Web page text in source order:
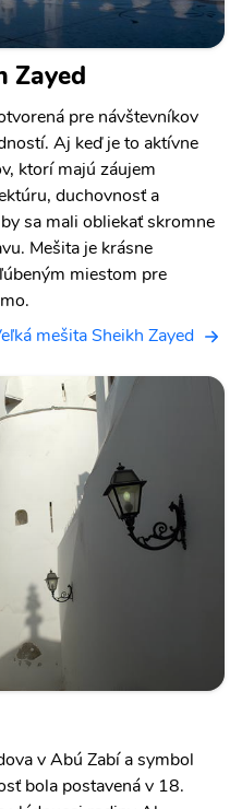
Zayed
pre návštevníkov
Aj keď je to aktívne
ktorí majú záujem
duchovnosť a
sa mali obliekať skromne
Mešita je krásne
miestom pre
mešita Sheikh Zayed
v Abú Zabí a symbol
bola postavená v 18.